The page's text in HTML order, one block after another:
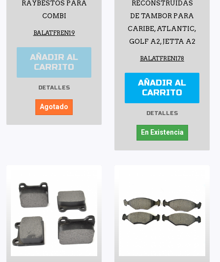
RAYBESTOS PARA
COMBI
BALATFREN19
AÑADIR AL
CARRITO
DETALLES
Agotado
RECONSTRUIDAS
DE TAMBOR PARA
CARIBE, ATLANTIC,
GOLF A2, JETTA A2
BALATFREN178
AÑADIR AL
CARRITO
DETALLES
En Existencia